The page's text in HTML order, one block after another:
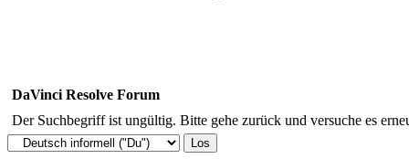
DaVinci Resolve Forum
Der Suchbegriff ist ungültig. Bitte gehe zurück und versuche es